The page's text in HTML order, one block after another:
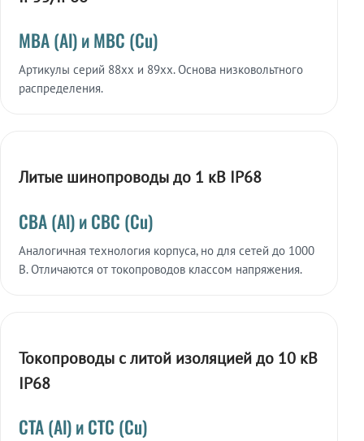
МВА (Al) и МВС (Cu)
Артикулы серий 88xx и 89xx. Основа низковольтного
распределения.
Литые шинопроводы до 1 кВ IP68
СВА (Al) и СВС (Cu)
Аналогичная технология корпуса, но для сетей до 1000
В. Отличаются от токопроводов классом напряжения.
Токопроводы с литой изоляцией до 10 кВ
IP68
СТА (Al) и СТС (Cu)